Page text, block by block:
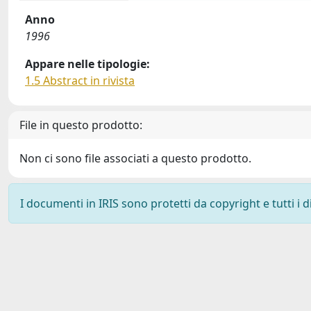
Anno
1996
Appare nelle tipologie:
1.5 Abstract in rivista
File in questo prodotto:
Non ci sono file associati a questo prodotto.
I documenti in IRIS sono protetti da copyright e tutti i